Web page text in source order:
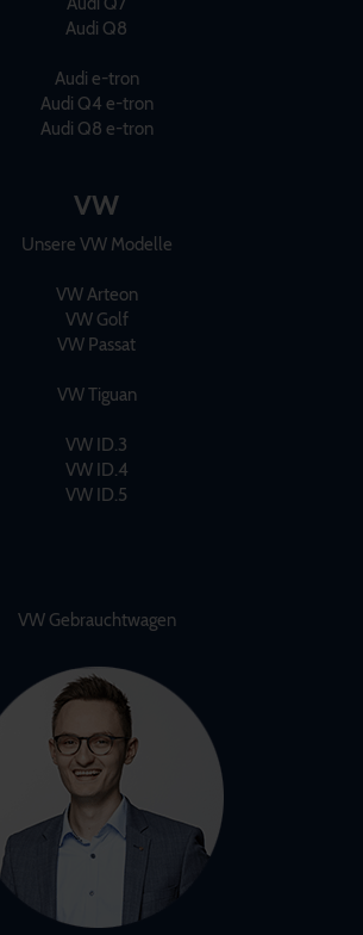
Audi Q8
Audi e-tron
Audi Q4 e-tron
Audi Q8 e-tron
VW
Unsere VW Modelle
VW Arteon
VW Golf
VW Passat
VW Tiguan
VW ID.3
VW ID.4
VW ID.5
VW Gebrauchtwagen